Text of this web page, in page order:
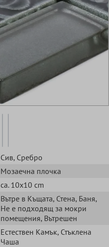
Сив, Сребро
Mозаечна плочка
ca. 10x10 cm
Вътре в Къщата, Стена, Баня,
Не е подходящ за мокри
помещения, Вътрешен
Естествен Kамък, Стъклена
Чаша